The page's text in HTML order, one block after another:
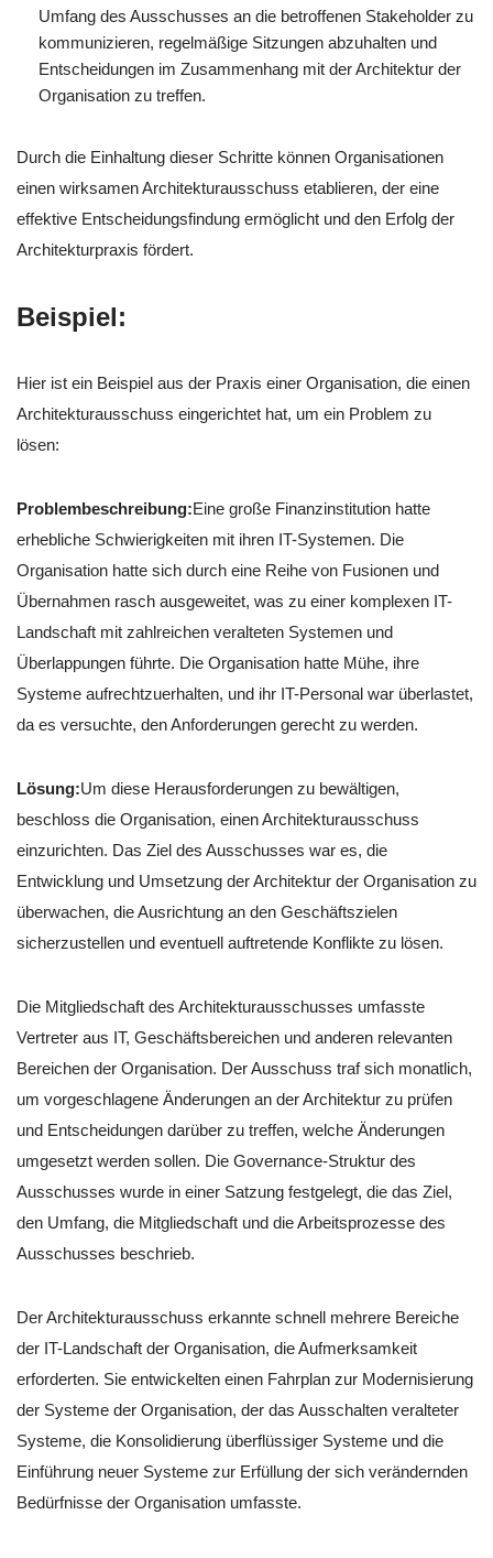
Umfang des Ausschusses an die betroffenen Stakeholder zu
kommunizieren, regelmäßige Sitzungen abzuhalten und
Entscheidungen im Zusammenhang mit der Architektur der
Organisation zu treffen.
Durch die Einhaltung dieser Schritte können Organisationen
einen wirksamen Architekturausschuss etablieren, der eine
effektive Entscheidungsfindung ermöglicht und den Erfolg der
Architekturpraxis fördert.
Beispiel:
Hier ist ein Beispiel aus der Praxis einer Organisation, die einen
Architekturausschuss eingerichtet hat, um ein Problem zu
lösen:
Problembeschreibung:Eine große Finanzinstitution hatte
erhebliche Schwierigkeiten mit ihren IT-Systemen. Die
Organisation hatte sich durch eine Reihe von Fusionen und
Übernahmen rasch ausgeweitet, was zu einer komplexen IT-
Landschaft mit zahlreichen veralteten Systemen und
Überlappungen führte. Die Organisation hatte Mühe, ihre
Systeme aufrechtzuerhalten, und ihr IT-Personal war überlastet,
da es versuchte, den Anforderungen gerecht zu werden.
Lösung:Um diese Herausforderungen zu bewältigen,
beschloss die Organisation, einen Architekturausschuss
einzurichten. Das Ziel des Ausschusses war es, die
Entwicklung und Umsetzung der Architektur der Organisation zu
überwachen, die Ausrichtung an den Geschäftszielen
sicherzustellen und eventuell auftretende Konflikte zu lösen.
Die Mitgliedschaft des Architekturausschusses umfasste
Vertreter aus IT, Geschäftsbereichen und anderen relevanten
Bereichen der Organisation. Der Ausschuss traf sich monatlich,
um vorgeschlagene Änderungen an der Architektur zu prüfen
und Entscheidungen darüber zu treffen, welche Änderungen
umgesetzt werden sollen. Die Governance-Struktur des
Ausschusses wurde in einer Satzung festgelegt, die das Ziel,
den Umfang, die Mitgliedschaft und die Arbeitsprozesse des
Ausschusses beschrieb.
Der Architekturausschuss erkannte schnell mehrere Bereiche
der IT-Landschaft der Organisation, die Aufmerksamkeit
erforderten. Sie entwickelten einen Fahrplan zur Modernisierung
der Systeme der Organisation, der das Ausschalten veralteter
Systeme, die Konsolidierung überflüssiger Systeme und die
Einführung neuer Systeme zur Erfüllung der sich verändernden
Bedürfnisse der Organisation umfasste.